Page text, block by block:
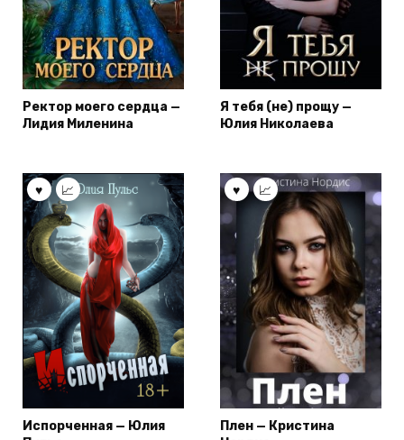
Ректор моего сердца —
Лидия Миленина
Я тебя (не) прощу —
Юлия Николаева
Испорченная — Юлия
Плен — Кристина